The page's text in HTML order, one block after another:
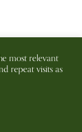
disclaimer
most relevant
repeat visits as